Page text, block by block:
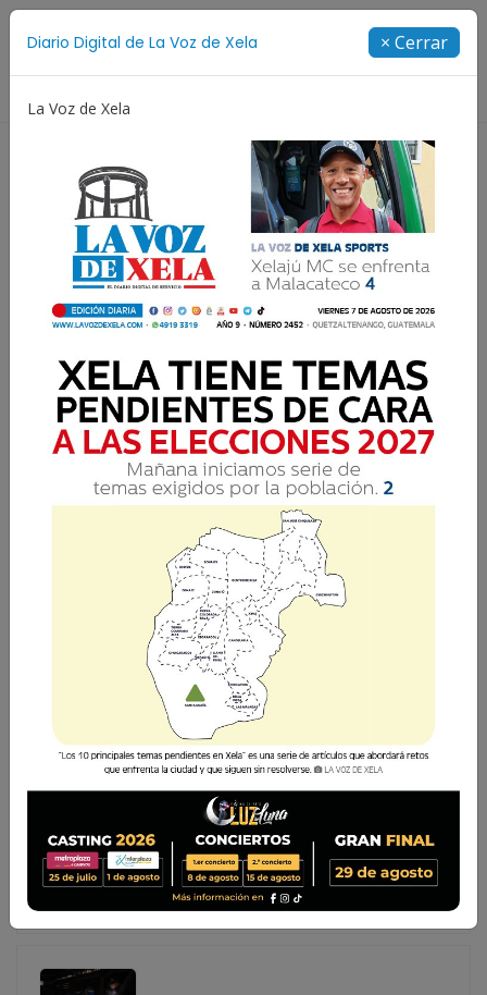
Diario Digital de La Voz de Xela × Cerrar
La Voz de Xela
Resultados para: Centro Preventivo para
REALIZAN ALLANAMIENTO EN CENTRO
PREVENTIVO DE XELA EN LA ZONA 1
La Policía Nacional Civil (PNC) realiza este miércoles 8 de
julio un allanamiento en el Centro Preventivo para
Varones de la zona 1 de Quetzaltenango, diligencia
autorizada por un juez competente y en la que las
autoridades confirman qu
La Policía Nacional Civil (PNC) realiza este miércoles 8
de julio un allanamiento en el Centro Preventivo para
Varones de la zona 1 de Quetzaltenango, diligencia
autorizada por un juez competente y en la que las
autoridades confirman qu...